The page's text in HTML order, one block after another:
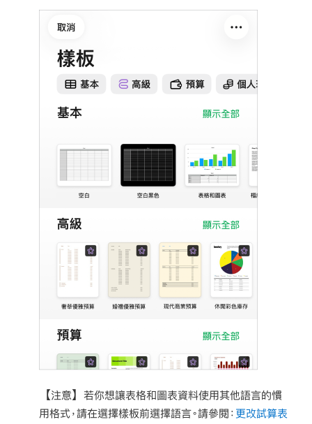
【注意】 若你想讓表格和圖表資料使用其他語言的慣
用格式，請在選擇樣板前選擇語言。請參閱： 更改試算表